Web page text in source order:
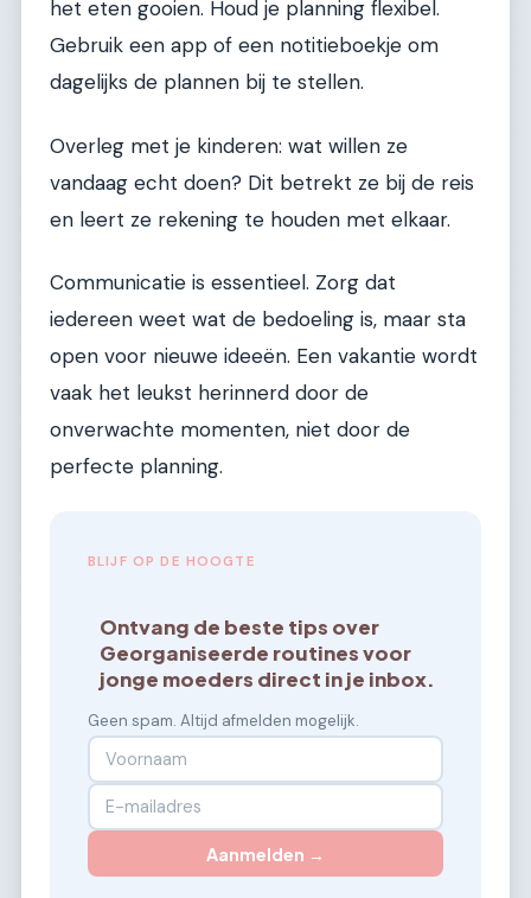
het eten gooien. Houd je planning flexibel.
Gebruik een app of een notitieboekje om
dagelijks de plannen bij te stellen.
Overleg met je kinderen: wat willen ze
vandaag echt doen? Dit betrekt ze bij de reis
en leert ze rekening te houden met elkaar.
Communicatie is essentieel. Zorg dat
iedereen weet wat de bedoeling is, maar sta
open voor nieuwe ideeën. Een vakantie wordt
vaak het leukst herinnerd door de
onverwachte momenten, niet door de
perfecte planning.
BLIJF OP DE HOOGTE
Ontvang de beste tips over
Georganiseerde routines voor
jonge moeders direct in je inbox.
Geen spam. Altijd afmelden mogelijk.
Aanmelden →